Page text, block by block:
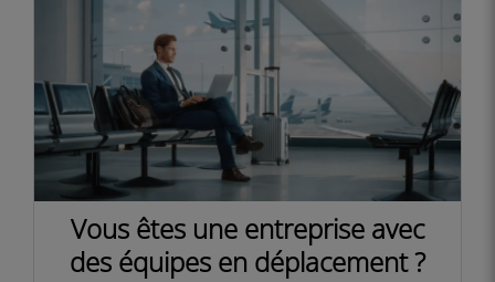
Vous êtes une entreprise avec
des équipes en déplacement ?​